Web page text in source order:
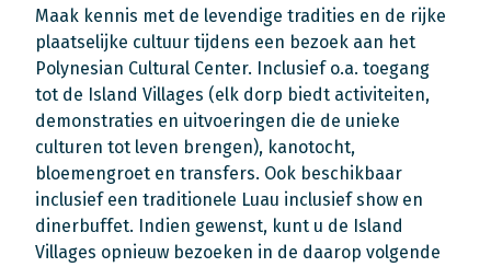
Maak kennis met de levendige tradities en de rijke
plaatselijke cultuur tijdens een bezoek aan het
Polynesian Cultural Center. Inclusief o.a. toegang
tot de Island Villages (elk dorp biedt activiteiten,
demonstraties en uitvoeringen die de unieke
culturen tot leven brengen), kanotocht,
bloemengroet en transfers. Ook beschikbaar
inclusief een traditionele Luau inclusief show en
dinerbuffet. Indien gewenst, kunt u de Island
Villages opnieuw bezoeken in de daarop volgende